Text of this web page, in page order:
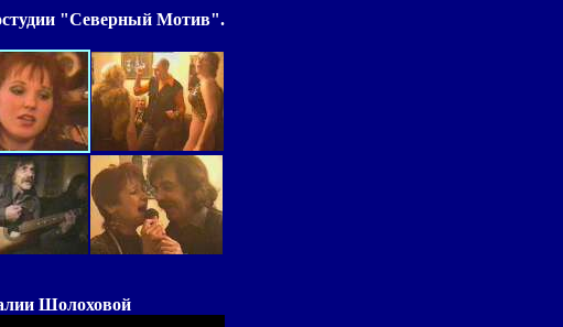
"Северный Мотив".
Шолоховой